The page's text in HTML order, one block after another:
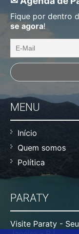
Fique por dentro
se agora!
MENU
Início
Quem somos
Política
PARATY
Visite Paraty -